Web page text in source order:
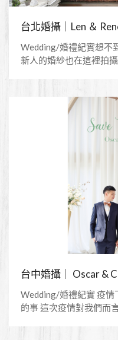
Wedding/婚禮紀實想不
新人的婚紗也在這裡拍
婚紗/婚禮平面攝影 ====Copyright ⓒ Jason Chien
Photography Studio.
https://
https://
Wedding/婚禮紀實 疫情
的事 這次疫情對我們而